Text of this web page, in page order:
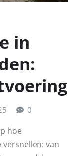
in
0
hoe
van